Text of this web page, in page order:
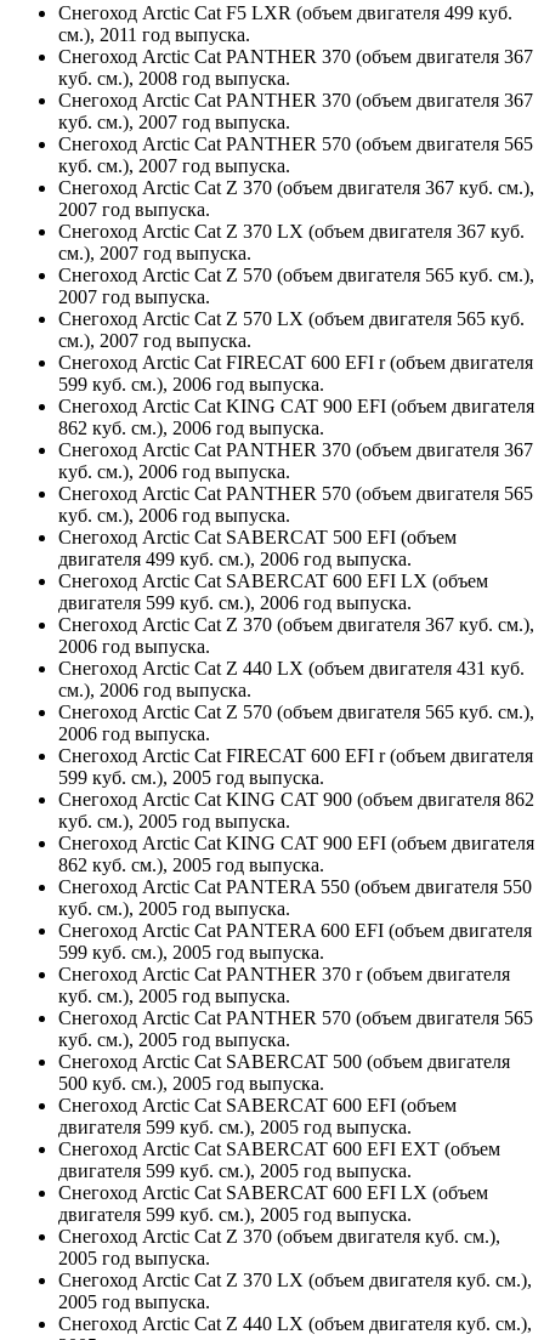
Снегоход Arctic Cat F5 LXR (объем двигателя 499 куб.
см.), 2011 год выпуска.
Снегоход Arctic Cat PANTHER 370 (объем двигателя 367
куб. см.), 2008 год выпуска.
Снегоход Arctic Cat PANTHER 370 (объем двигателя 367
куб. см.), 2007 год выпуска.
Снегоход Arctic Cat PANTHER 570 (объем двигателя 565
куб. см.), 2007 год выпуска.
Снегоход Arctic Cat Z 370 (объем двигателя 367 куб. см.),
2007 год выпуска.
Снегоход Arctic Cat Z 370 LX (объем двигателя 367 куб.
см.), 2007 год выпуска.
Снегоход Arctic Cat Z 570 (объем двигателя 565 куб. см.),
2007 год выпуска.
Снегоход Arctic Cat Z 570 LX (объем двигателя 565 куб.
см.), 2007 год выпуска.
Снегоход Arctic Cat FIRECAT 600 EFI r (объем двигателя
599 куб. см.), 2006 год выпуска.
Снегоход Arctic Cat KING CAT 900 EFI (объем двигателя
862 куб. см.), 2006 год выпуска.
Снегоход Arctic Cat PANTHER 370 (объем двигателя 367
куб. см.), 2006 год выпуска.
Снегоход Arctic Cat PANTHER 570 (объем двигателя 565
куб. см.), 2006 год выпуска.
Снегоход Arctic Cat SABERCAT 500 EFI (объем
двигателя 499 куб. см.), 2006 год выпуска.
Снегоход Arctic Cat SABERCAT 600 EFI LX (объем
двигателя 599 куб. см.), 2006 год выпуска.
Снегоход Arctic Cat Z 370 (объем двигателя 367 куб. см.),
2006 год выпуска.
Снегоход Arctic Cat Z 440 LX (объем двигателя 431 куб.
см.), 2006 год выпуска.
Снегоход Arctic Cat Z 570 (объем двигателя 565 куб. см.),
2006 год выпуска.
Снегоход Arctic Cat FIRECAT 600 EFI r (объем двигателя
599 куб. см.), 2005 год выпуска.
Снегоход Arctic Cat KING CAT 900 (объем двигателя 862
куб. см.), 2005 год выпуска.
Снегоход Arctic Cat KING CAT 900 EFI (объем двигателя
862 куб. см.), 2005 год выпуска.
Снегоход Arctic Cat PANTERA 550 (объем двигателя 550
куб. см.), 2005 год выпуска.
Снегоход Arctic Cat PANTERA 600 EFI (объем двигателя
599 куб. см.), 2005 год выпуска.
Снегоход Arctic Cat PANTHER 370 r (объем двигателя
куб. см.), 2005 год выпуска.
Снегоход Arctic Cat PANTHER 570 (объем двигателя 565
куб. см.), 2005 год выпуска.
Снегоход Arctic Cat SABERCAT 500 (объем двигателя
500 куб. см.), 2005 год выпуска.
Снегоход Arctic Cat SABERCAT 600 EFI (объем
двигателя 599 куб. см.), 2005 год выпуска.
Снегоход Arctic Cat SABERCAT 600 EFI EXT (объем
двигателя 599 куб. см.), 2005 год выпуска.
Снегоход Arctic Cat SABERCAT 600 EFI LX (объем
двигателя 599 куб. см.), 2005 год выпуска.
Снегоход Arctic Cat Z 370 (объем двигателя куб. см.),
2005 год выпуска.
Снегоход Arctic Cat Z 370 LX (объем двигателя куб. см.),
2005 год выпуска.
Снегоход Arctic Cat Z 440 LX (объем двигателя куб. см.),